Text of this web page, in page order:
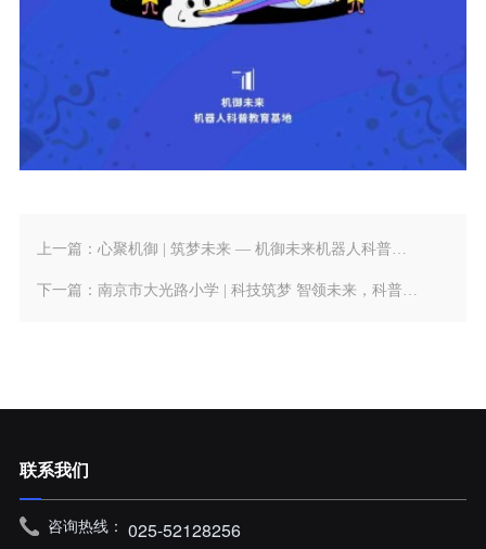
上一篇：心聚机御 | 筑梦未来 — 机御未来机器人科普教育基地战略共建联盟正式成立！
下一篇：南京市大光路小学 | 科技筑梦 智领未来，科普教育公开课圆满成功！
联系我们
咨询热线： 025-52128256